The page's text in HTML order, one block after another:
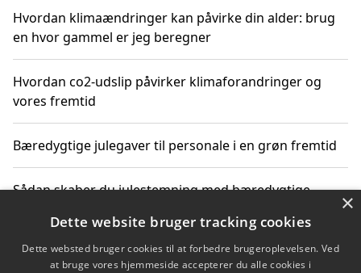
Hvordan klimaændringer kan påvirke din alder: brug
en hvor gammel er jeg beregner
Hvordan co2-udslip påvirker klimaforandringer og
vores fremtid
Bæredygtige julegaver til personale i en grøn fremtid
Sådan skaber du julestemning med bæredygtige
Sådan skaber du et bæredygtigt hjem med familien i
×
Dette website bruger tracking cookies
Dette websted bruger cookies til at forbedre brugeroplevelsen. Ved
at bruge vores hjemmeside accepterer du alle cookies i